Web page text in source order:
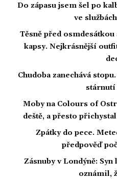
Do zápasu jsem šel po
ve
Těsně před
kapsy. Nejkrásnější
Chudoba zanechává
Moby na Colours of
deště, a přesto
Zpátky do pece.
předpověď
Zásnuby v Londýně:
oznámil,